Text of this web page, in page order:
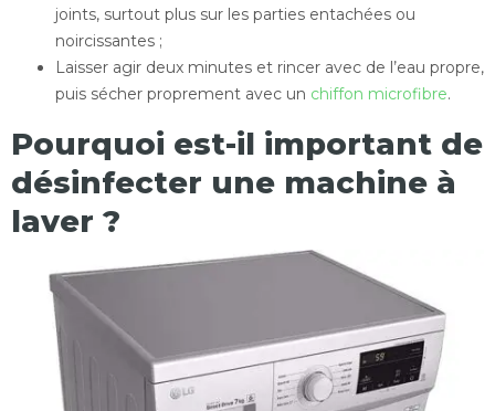
joints, surtout plus sur les parties entachées ou
noircissantes ;
Laisser agir deux minutes et rincer avec de l’eau propre,
puis sécher proprement avec un chiffon microfibre.
Pourquoi est-il important de
désinfecter une machine à
laver ?